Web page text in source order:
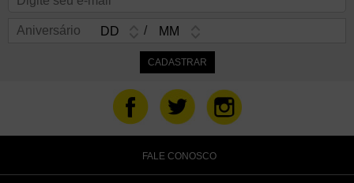
Aniversário /
FALE CONOSCO